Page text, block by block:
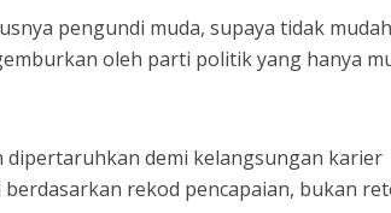
pengundi muda, supaya tidak mudah
oleh parti politik yang hanya
dipertaruhkan demi kelangsungan karier
rekod pencapaian, bukan